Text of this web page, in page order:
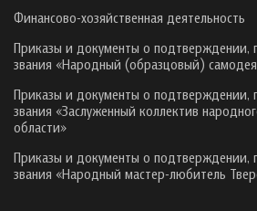
Финансово-хозяйственная деятельность
Приказы и документы о подтверждении,
звания «Народный (образцовый)
Приказы и документы о подтверждении,
звания «Заслуженный коллектив
области»
Приказы и документы о подтверждении,
звания «Народный мастер-любитель